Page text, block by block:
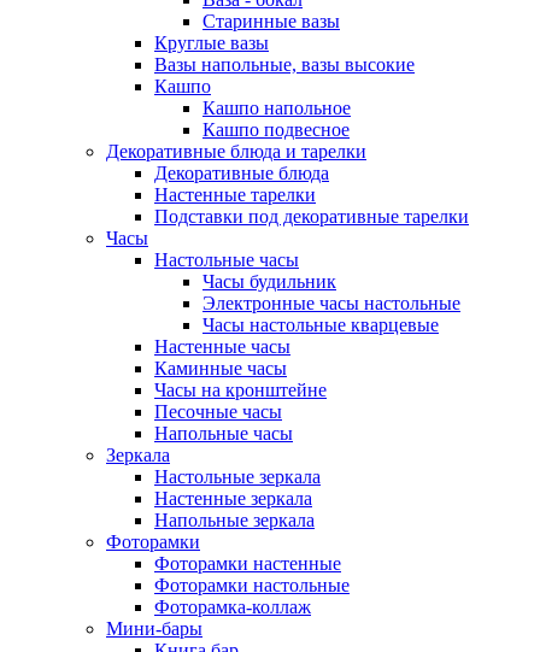
Старинные вазы
Круглые вазы
Вазы напольные, вазы высокие
Кашпо
Кашпо напольное
Кашпо подвесное
Декоративные блюда и тарелки
Декоративные блюда
Настенные тарелки
Подставки под декоративные тарелки
Часы
Настольные часы
Часы будильник
Электронные часы настольные
Часы настольные кварцевые
Настенные часы
Каминные часы
Часы на кронштейне
Песочные часы
Напольные часы
Зеркала
Настольные зеркала
Настенные зеркала
Напольные зеркала
Фоторамки
Фоторамки настенные
Фоторамки настольные
Фоторамка-коллаж
Мини-бары